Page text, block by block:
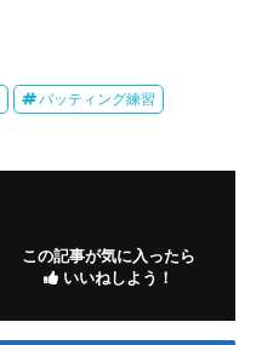
バッティング練習
この記事が気に入ったら
いいねしよう！